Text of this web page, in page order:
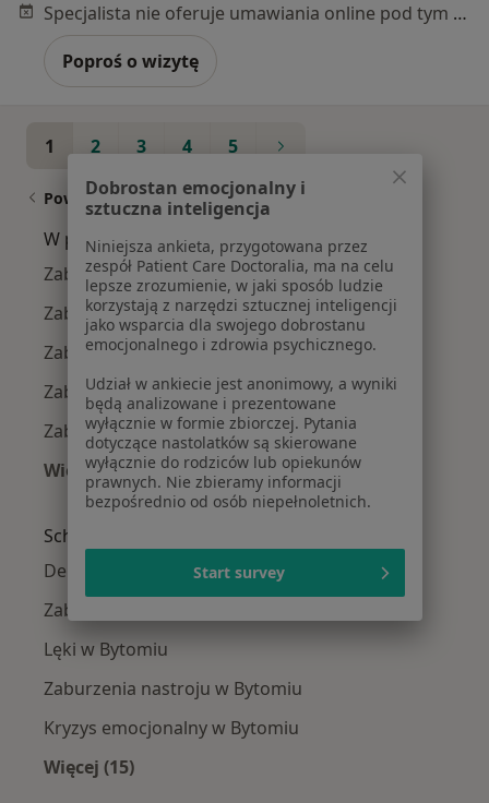
Specjalista nie oferuje umawiania online pod tym adresem.
Poproś o wizytę
1 2 3 4 5
Powiązane wyszukiwania
W pobliżu Bytomia
Zaburzenia psychosomatyczne w Katowicach
Zaburzenia psychosomatyczne w Gliwicach
Zaburzenia psychosomatyczne w Tychach
Zaburzenia psychosomatyczne w Sosnowcu
Zaburzenia psychosomatyczne w Rybniku
Więcej (14)
Więcej w kategorii: W pobliżu Bytomia
Schorzenia w Bytomiu
Depresja w Bytomiu
Zaburzenia emocjonalne w Bytomiu
Lęki w Bytomiu
Zaburzenia nastroju w Bytomiu
Kryzys emocjonalny w Bytomiu
Więcej (15)
Dobrostan emocjonalny i
sztuczna inteligencja
Niniejsza ankieta, przygotowana przez
zespół Patient Care Doctoralia, ma na celu
lepsze zrozumienie, w jaki sposób ludzie
korzystają z narzędzi sztucznej inteligencji
jako wsparcia dla swojego dobrostanu
emocjonalnego i zdrowia psychicznego.
Udział w ankiecie jest anonimowy, a wyniki
będą analizowane i prezentowane
wyłącznie w formie zbiorczej. Pytania
dotyczące nastolatków są skierowane
wyłącznie do rodziców lub opiekunów
prawnych. Nie zbieramy informacji
bezpośrednio od osób niepełnoletnich.
Start survey